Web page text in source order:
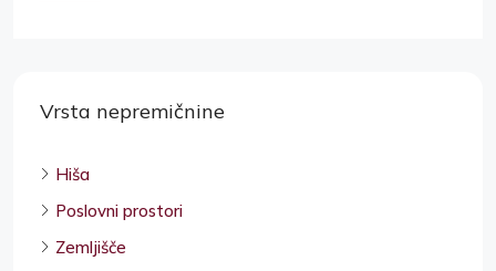
Vrsta nepremičnine
Hiša
Poslovni prostori
Zemljišče